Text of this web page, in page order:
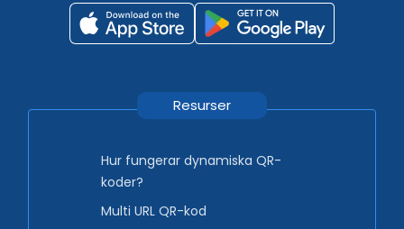
Resurser
Hur fungerar dynamiska QR-
koder?
Multi URL QR-kod